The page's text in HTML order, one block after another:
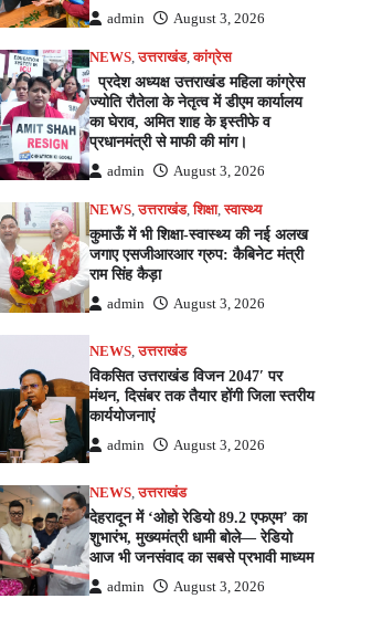
admin August 3, 2026
NEWS,उत्तराखंड,कांग्रेस
प्रदेश अध्यक्ष उत्तराखंड महिला कांग्रेस
ज्योति रौतेला के नेतृत्व में डीएम कार्यालय
का घेराव, अमित शाह के इस्तीफे व
प्रधानमंत्री से माफी की मांग।
admin August 3, 2026
NEWS,उत्तराखंड,शिक्षा,स्वास्थ्य
कुमाऊँ में भी शिक्षा-स्वास्थ्य की नई अलख
जगाए एसजीआरआर ग्रुप: कैबिनेट मंत्री
राम सिंह कैड़ा
admin August 3, 2026
NEWS,उत्तराखंड
विकसित उत्तराखंड विजन 2047′ पर
मंथन, दिसंबर तक तैयार होंगी जिला स्तरीय
कार्ययोजनाएं
admin August 3, 2026
NEWS,उत्तराखंड
देहरादून में ‘ओहो रेडियो 89.2 एफएम’ का
शुभारंभ, मुख्यमंत्री धामी बोले— रेडियो
आज भी जनसंवाद का सबसे प्रभावी माध्यम
admin August 3, 2026